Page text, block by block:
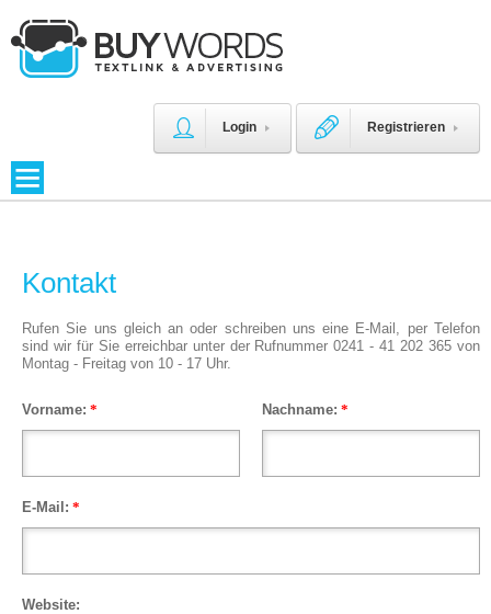
Login Registrieren
Kontakt
Rufen Sie uns gleich an oder schreiben uns eine E-Mail, per Telefon
sind wir für Sie erreichbar unter der Rufnummer 0241 - 41 202 365 von
Montag - Freitag von 10 - 17 Uhr.
Vorname: * Nachname: *
E-Mail: *
Website: